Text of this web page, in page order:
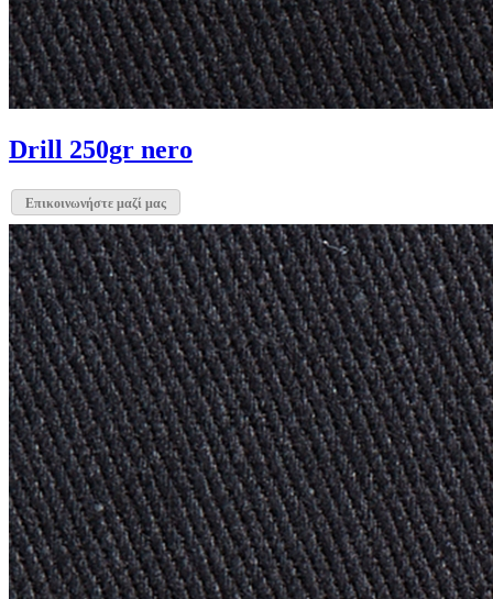
Drill 250gr nero
Επικοινωνήστε μαζί μας